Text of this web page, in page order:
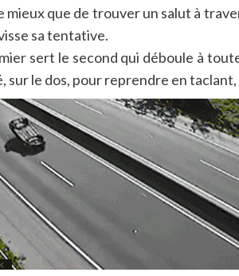
que de trouver un salut à
sa tentative.
sert le second qui déboule à
le dos, pour reprendre en taclant,